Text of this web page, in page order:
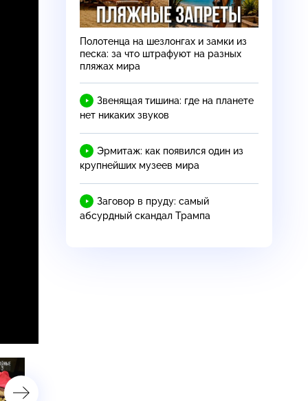
Полотенца на шезлонгах и замки из
песка: за что штрафуют на разных
пляжах мира
Звенящая тишина: где на планете
нет никаких звуков
Эрмитаж: как появился один из
крупнейших музеев мира
Заговор в пруду: самый
абсурдный скандал Трампа